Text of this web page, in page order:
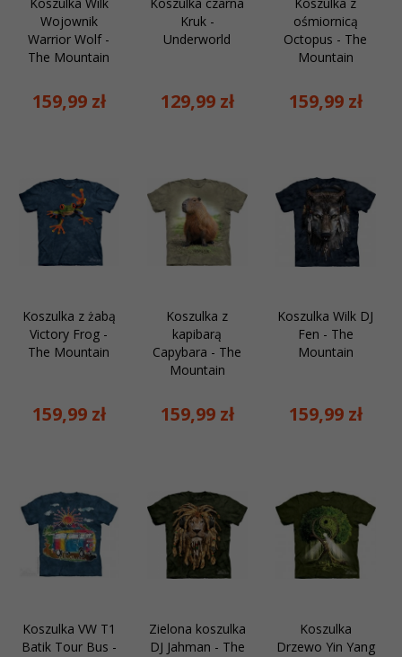
Wojownik
Warrior Wolf -
The Mountain
159,99 zł
Kruk -
Underworld
129,99 zł
ośmiornicą
Octopus - The
Mountain
159,99 zł
Koszulka z żabą
Victory Frog -
The Mountain
159,99 zł
Koszulka z
kapibarą
Capybara - The
Mountain
159,99 zł
Koszulka Wilk DJ
Fen - The
Mountain
159,99 zł
Koszulka VW T1
Batik Tour Bus -
Zielona koszulka
DJ Jahman - The
Koszulka
Drzewo Yin Yang